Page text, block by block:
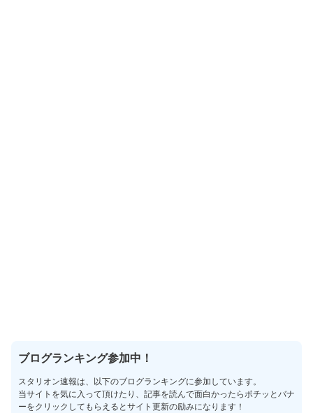
ブログランキング参加中！
スタリオン速報は、以下のブログランキングに参加しています。
当サイトを気に入って頂けたり、記事を読んで面白かったらポチッとバナ
ーをクリックしてもらえるとサイト更新の励みになります！